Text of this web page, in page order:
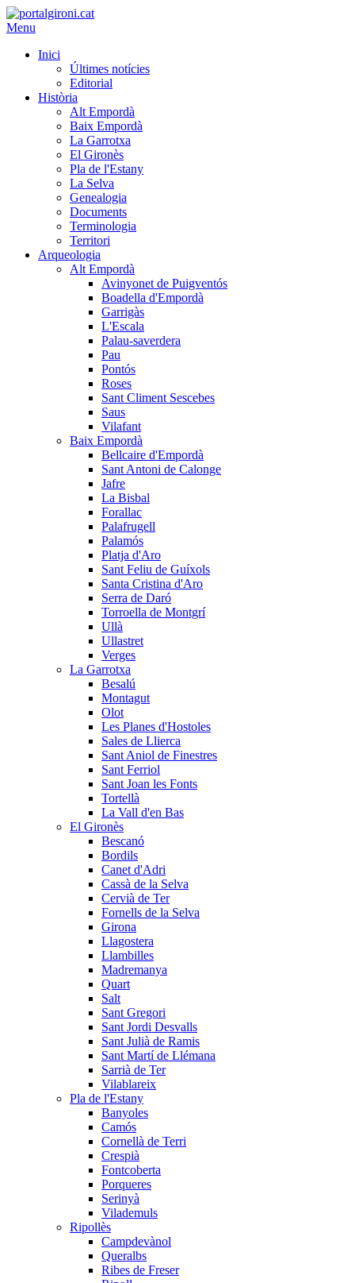
Menu
Inici
Últimes notícies
Editorial
Història
Alt Empordà
Baix Empordà
La Garrotxa
El Gironès
Pla de l'Estany
La Selva
Genealogia
Documents
Terminologia
Territori
Arqueologia
Alt Empordà
Avinyonet de Puigventós
Boadella d'Empordà
Garrigàs
L'Escala
Palau-saverdera
Pau
Pontós
Roses
Sant Climent Sescebes
Saus
Vilafant
Baix Empordà
Bellcaire d'Empordà
Sant Antoni de Calonge
Jafre
La Bisbal
Forallac
Palafrugell
Palamós
Platja d'Aro
Sant Feliu de Guíxols
Santa Cristina d'Aro
Serra de Daró
Torroella de Montgrí
Ullà
Ullastret
Verges
La Garrotxa
Besalú
Montagut
Olot
Les Planes d'Hostoles
Sales de Llierca
Sant Aniol de Finestres
Sant Ferriol
Sant Joan les Fonts
Tortellà
La Vall d'en Bas
El Gironès
Bescanó
Bordils
Canet d'Adri
Cassà de la Selva
Cervià de Ter
Fornells de la Selva
Girona
Llagostera
Llambilles
Madremanya
Quart
Salt
Sant Gregori
Sant Jordi Desvalls
Sant Julià de Ramis
Sant Martí de Llémana
Sarrià de Ter
Vilablareix
Pla de l'Estany
Banyoles
Camós
Cornellà de Terri
Crespià
Fontcoberta
Porqueres
Serinyà
Vilademuls
Ripollès
Campdevànol
Queralbs
Ribes de Freser